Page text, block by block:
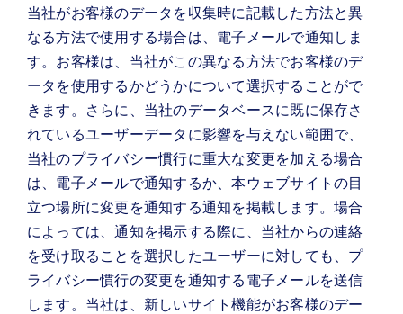
当社がお客様のデータを収集時に記載した方法と異
なる方法で使用する場合は、電子メールで通知しま
す。お客様は、当社がこの異なる方法でお客様のデ
ータを使用するかどうかについて選択することがで
きます。さらに、当社のデータベースに既に保存さ
れているユーザーデータに影響を与えない範囲で、
当社のプライバシー慣行に重大な変更を加える場合
は、電子メールで通知するか、本ウェブサイトの目
立つ場所に変更を通知する通知を掲載します。場合
によっては、通知を掲示する際に、当社からの連絡
を受け取ることを選択したユーザーに対しても、プ
ライバシー慣行の変更を通知する電子メールを送信
します。当社は、新しいサイト機能がお客様のデー